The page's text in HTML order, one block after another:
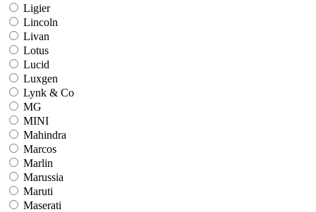
Ligier
Lincoln
Livan
Lotus
Lucid
Luxgen
Lynk & Co
MG
MINI
Mahindra
Marcos
Marlin
Marussia
Maruti
Maserati